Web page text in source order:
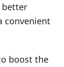
better
convenient
boost the